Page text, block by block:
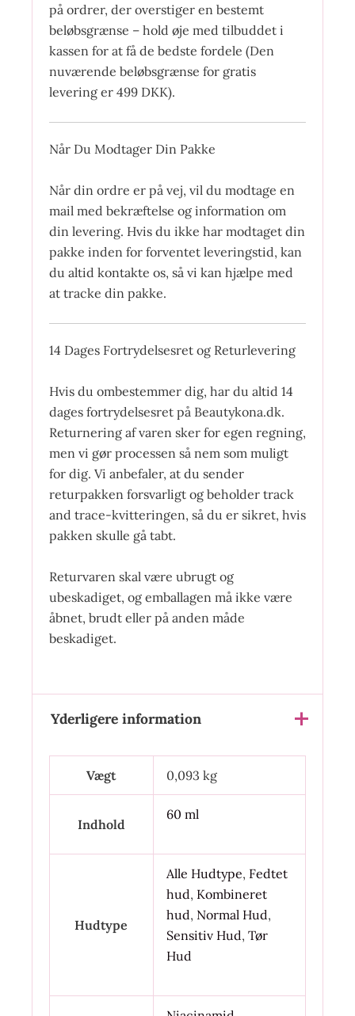
på ordrer, der overstiger en bestemt
beløbsgrænse – hold øje med tilbuddet i
kassen for at få de bedste fordele (Den
nuværende beløbsgrænse for gratis
levering er 499 DKK).
Når Du Modtager Din Pakke
Når din ordre er på vej, vil du modtage en
mail med bekræftelse og information om
din levering. Hvis du ikke har modtaget din
pakke inden for forventet leveringstid, kan
du altid kontakte os, så vi kan hjælpe med
at tracke din pakke.
14 Dages Fortrydelsesret og Returlevering
Hvis du ombestemmer dig, har du altid 14
dages fortrydelsesret på Beautykona.dk.
Returnering af varen sker for egen regning,
men vi gør processen så nem som muligt
for dig. Vi anbefaler, at du sender
returpakken forsvarligt og beholder track
and trace-kvitteringen, så du er sikret, hvis
pakken skulle gå tabt.
Returvaren skal være ubrugt og
ubeskadiget, og emballagen må ikke være
åbnet, brudt eller på anden måde
beskadiget.
Yderligere information
Vægt 0,093 kg
Indhold
60 ml
Hudtype
Alle Hudtype, Fedtet
hud, Kombineret
hud, Normal Hud,
Sensitiv Hud, Tør
Hud